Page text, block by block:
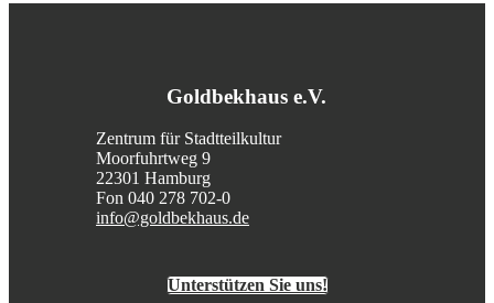
Goldbekhaus e.V.
Zentrum für Stadtteilkultur
Moorfuhrtweg 9
22301 Hamburg
Fon 040 278 702-0
info@goldbekhaus.de
Unterstützen Sie uns!